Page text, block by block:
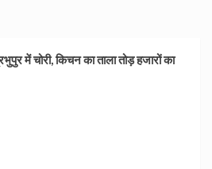
में चोरी, किचन का ताला तोड़ हजारों का